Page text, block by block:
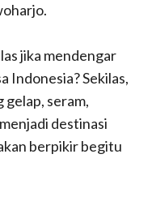
jika mendengar
Indonesia? Sekilas,
gelap, seram,
destinasi
berpikir begitu